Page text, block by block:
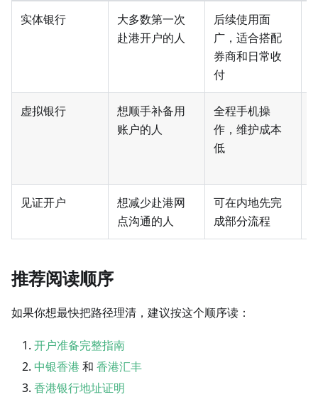
实体银行
大多数第一次
赴港开户的人
后续使用面
广，适合搭配
券商和日常收
付
虚拟银行
想顺手补备用
账户的人
全程手机操
作，维护成本
低
见证开户
想减少赴港网
点沟通的人
可在内地先完
成部分流程
推荐阅读顺序
如果你想最快把路径理清，建议按这个顺序读：
开户准备完整指南
中银香港 和 香港汇丰
香港银行地址证明